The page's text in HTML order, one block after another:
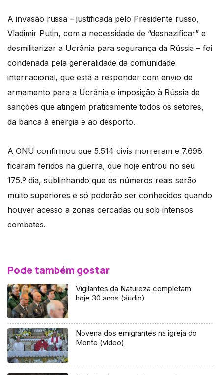
A invasão russa – justificada pelo Presidente russo,
Vladimir Putin, com a necessidade de “desnazificar” e
desmilitarizar a Ucrânia para segurança da Rússia – foi
condenada pela generalidade da comunidade
internacional, que está a responder com envio de
armamento para a Ucrânia e imposição à Rússia de
sanções que atingem praticamente todos os setores,
da banca à energia e ao desporto.
A ONU confirmou que 5.514 civis morreram e 7.698
ficaram feridos na guerra, que hoje entrou no seu
175.º dia, sublinhando que os números reais serão
muito superiores e só poderão ser conhecidos quando
houver acesso a zonas cercadas ou sob intensos
combates.
Pode também gostar
Vigilantes da Natureza completam
hoje 30 anos (áudio)
Novena dos emigrantes na igreja do
Monte (vídeo)